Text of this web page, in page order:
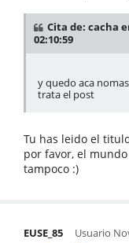
Cita de: cacha
02:10:59
y quedo aca
trata el post
Tu has leido el
por favor, el
tampoco :)
EUSE_85 Usuario